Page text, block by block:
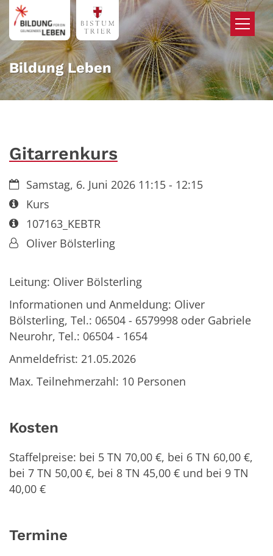
Zum Inhalt springen
Bildung Leben
Gitarrenkurs
Datum:Samstag, 6. Juni 2026 11:15 - 12:15
Art bzw. Nummer:
Kurs
Art bzw. Nummer:
107163_KEBTR
Von:Oliver Bölsterling
Leitung: Oliver Bölsterling
Informationen und Anmeldung: Oliver
Bölsterling, Tel.: 06504 - 6579998 oder Gabriele
Neurohr, Tel.: 06504 - 1654
Anmeldefrist: 21.05.2026
Max. Teilnehmerzahl: 10 Personen
Kosten
Staffelpreise: bei 5 TN 70,00 €, bei 6 TN 60,00 €,
bei 7 TN 50,00 €, bei 8 TN 45,00 € und bei 9 TN
40,00 €
Termine